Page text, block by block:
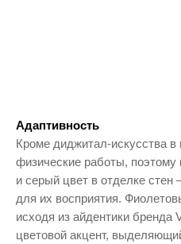
Адаптивность
Кроме диджитал-искусства
физические работы, поэтому
и серый цвет в отделке
для их восприятия.
исходя из айдентики бренда
цветовой акцент,